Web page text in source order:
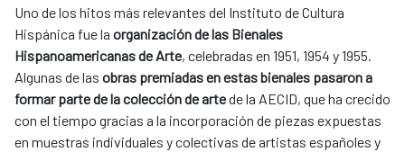
Uno de los hitos más relevantes del Instituto de Cultura
Hispánica fue la organización de las Bienales
Hispanoamericanas de Arte, celebradas en 1951, 1954 y 1955.
Algunas de las obras premiadas en estas bienales pasaron a
formar parte de la colección de artede la AECID, que ha crecido
con el tiempo gracias a la incorporación de piezas expuestas
en muestras individuales y colectivas de artistas españoles y